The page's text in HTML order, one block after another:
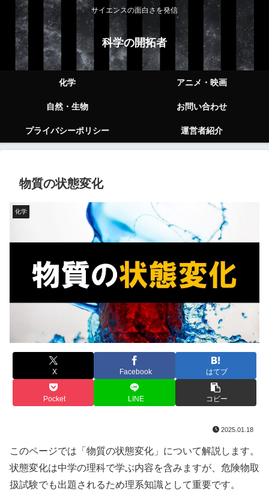
サイエンスの面白さを発信
科学の開拓者
化学 アニメ・映画
自然・生物 お問い合わせ
プライバシーポリシー 運営者紹介
物質の状態変化
化学
X Facebook はてブ
Pocket LINE コピー
2025.01.18
このページでは「物質の状態変化」について解説します。
状態変化は中学の理科で学ぶ内容を含みますが、危険物取
扱試験でも出題されるため理系知識として重要です。